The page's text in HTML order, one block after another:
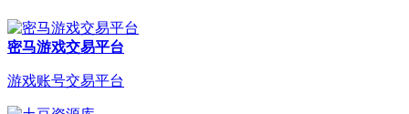
密马游戏交易平台
游戏账号交易平台